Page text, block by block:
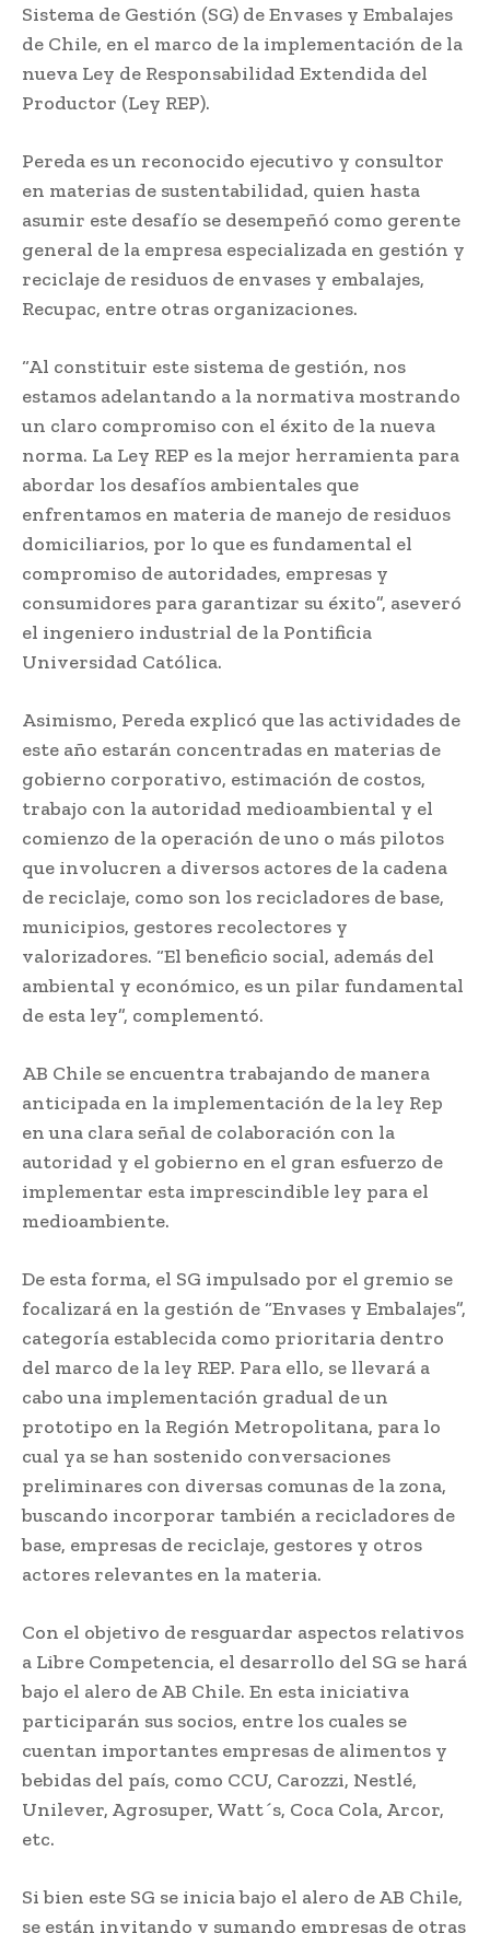
Sistema de Gestión (SG) de Envases y Embalajes
de Chile, en el marco de la implementación de la
nueva Ley de Responsabilidad Extendida del
Productor (Ley REP).
Pereda es un reconocido ejecutivo y consultor
en materias de sustentabilidad, quien hasta
asumir este desafío se desempeñó como gerente
general de la empresa especializada en gestión y
reciclaje de residuos de envases y embalajes,
Recupac, entre otras organizaciones.
“Al constituir este sistema de gestión, nos
estamos adelantando a la normativa mostrando
un claro compromiso con el éxito de la nueva
norma. La Ley REP es la mejor herramienta para
abordar los desafíos ambientales que
enfrentamos en materia de manejo de residuos
domiciliarios, por lo que es fundamental el
compromiso de autoridades, empresas y
consumidores para garantizar su éxito”, aseveró
el ingeniero industrial de la Pontificia
Universidad Católica.
Asimismo, Pereda explicó que las actividades de
este año estarán concentradas en materias de
gobierno corporativo, estimación de costos,
trabajo con la autoridad medioambiental y el
comienzo de la operación de uno o más pilotos
que involucren a diversos actores de la cadena
de reciclaje, como son los recicladores de base,
municipios, gestores recolectores y
valorizadores. “El beneficio social, además del
ambiental y económico, es un pilar fundamental
de esta ley”, complementó.
AB Chile se encuentra trabajando de manera
anticipada en la implementación de la ley Rep
en una clara señal de colaboración con la
autoridad y el gobierno en el gran esfuerzo de
implementar esta imprescindible ley para el
medioambiente.
De esta forma, el SG impulsado por el gremio se
focalizará en la gestión de “Envases y Embalajes”,
categoría establecida como prioritaria dentro
del marco de la ley REP. Para ello, se llevará a
cabo una implementación gradual de un
prototipo en la Región Metropolitana, para lo
cual ya se han sostenido conversaciones
preliminares con diversas comunas de la zona,
buscando incorporar también a recicladores de
base, empresas de reciclaje, gestores y otros
actores relevantes en la materia.
Con el objetivo de resguardar aspectos relativos
a Libre Competencia, el desarrollo del SG se hará
bajo el alero de AB Chile. En esta iniciativa
participarán sus socios, entre los cuales se
cuentan importantes empresas de alimentos y
bebidas del país, como CCU, Carozzi, Nestlé,
Unilever, Agrosuper, Watt´s, Coca Cola, Arcor,
etc.
Si bien este SG se inicia bajo el alero de AB Chile,
se están invitando y sumando empresas de otras